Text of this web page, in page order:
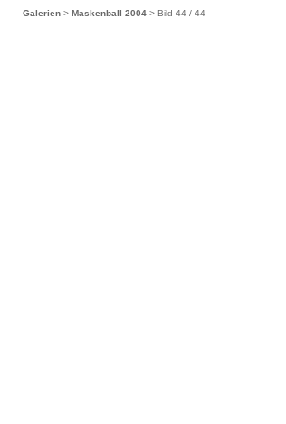
Galerien > Maskenball 2004 > Bild 44 / 44